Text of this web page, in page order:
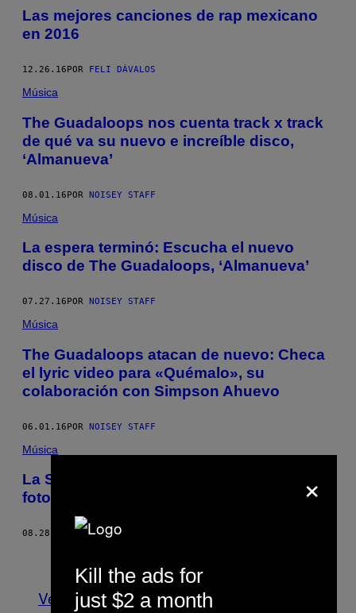
Las mejores canciones de rap mexicano
en 2016
12.26.16 POR FELI DÁVALOS
Música
The Guadaloops nos cuenta track x track
de qué va su nuevo e increíble disco,
‘Almanueva’
08.01.16POR NOISEY STAFF
Música
La espera terminó: Escucha el nuevo
disco de The Guadaloops, ‘Almanueva’
07.27.16 POR NOISEY STAFF
Música
The Guadaloops atacan de nuevo: Checa
el lyric video para «Quémalo», su
colaboración con Simpson Ahuevo
06.01.16POR NOISEY STAFF
Música
La Semana de las Juventudes 2015 en 100
fotos (bueno, un poquito más)
08.28.15 PORDANIEL PATLÁN
Ver todo
×
Kill the ads for
just $2 a month